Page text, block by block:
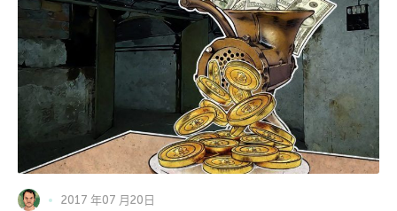
2017 年07 月20日